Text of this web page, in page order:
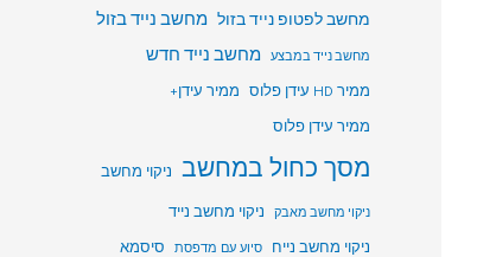
מחשב לפטופ נייד בזול מחשב נייד בזול
מחשב נייד במבצע מחשב נייד חדש
ממיר HD עידן פלוס
ממיר עידן+
ממיר עידן פלוס
מסך כחול במחשב ניקוי מחשב
ניקוי מחשב מאבק
ניקוי מחשב נייד
ניקוי מחשב נייח סיוע עם מדפסת סיסמא